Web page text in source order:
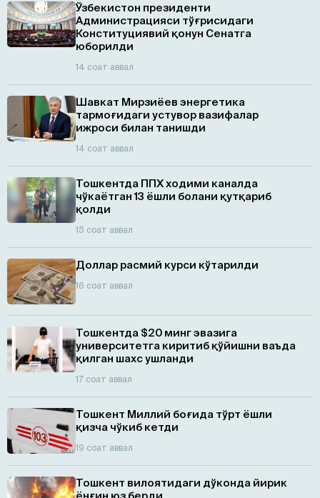
Ўзбекистон президенти
Администрацияси тўғрисидаги
Конституциявий қонун Сенатга
юборилди
14 соат аввал
Шавкат Мирзиёев энергетика
тармоғидаги устувор вазифалар
ижроси билан танишди
14 соат аввал
Тошкентда ППХ ходими каналда
чўкаётган 13 ёшли болани қутқариб
қолди
15 соат аввал
Доллар расмий курси кўтарилди
16 соат аввал
Тошкентда $20 минг эвазига
университетга киритиб қўйишни ваъда
қилган шахс ушланди
17 соат аввал
Тошкент Миллий боғида тўрт ёшли
қизча чўкиб кетди
19 соат аввал
Тошкент вилоятидаги дўконда йирик
ёнғин юз берди